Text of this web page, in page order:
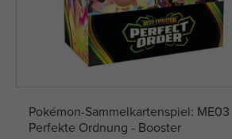
Pokémon-Sammelkartenspiel: ME03
Perfekte Ordnung - Booster